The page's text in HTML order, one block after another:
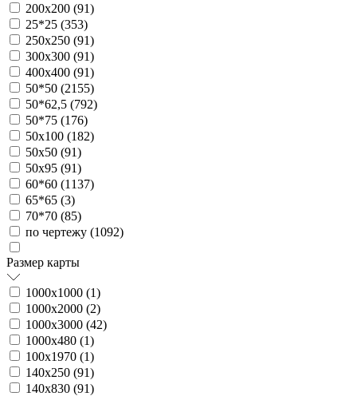
200х200 (91)
25*25 (353)
250х250 (91)
300х300 (91)
400х400 (91)
50*50 (2155)
50*62,5 (792)
50*75 (176)
50х100 (182)
50х50 (91)
50х95 (91)
60*60 (1137)
65*65 (3)
70*70 (85)
по чертежу (1092)
Размер карты
1000х1000 (1)
1000х2000 (2)
1000х3000 (42)
1000х480 (1)
100х1970 (1)
140х250 (91)
140х830 (91)